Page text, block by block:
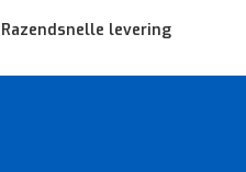
Razendsnelle levering